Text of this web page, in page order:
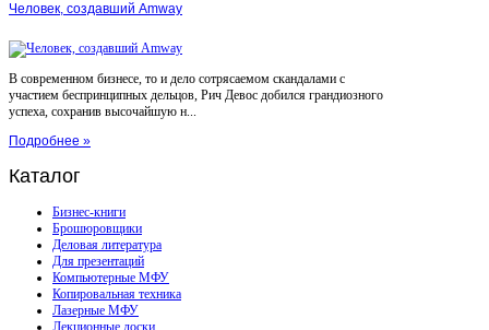
Человек, создавший Amway
В современном бизнесе, то и дело сотрясаемом скандалами с
участием беспринципных дельцов, Рич Девос добился грандиозного
успеха, сохранив высочайшую н...
Подробнее »
Каталог
Бизнес-книги
Брошюровщики
Деловая литература
Для презентаций
Компьютерные МФУ
Копировальная техника
Лазерные МФУ